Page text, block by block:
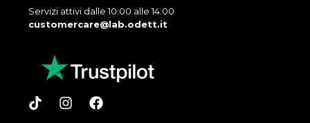
Servizi attivi dalle 10:00 alle 14:00
customercare@lab.odett.it